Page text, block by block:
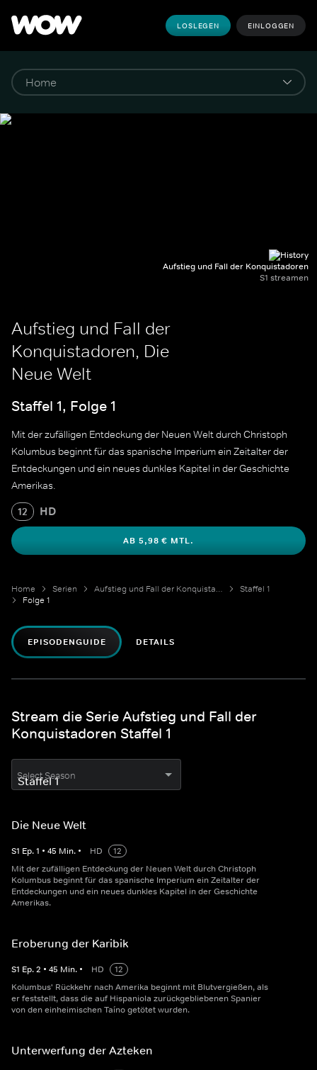
LOSLEGEN EINLOGGEN
Aufstieg und Fall der Konquistadoren
S1 streamen
Aufstieg und Fall der
Konquistadoren, Die
Neue Welt
Staffel 1, Folge 1
Mit der zufälligen Entdeckung der Neuen Welt durch Christoph
Kolumbus beginnt für das spanische Imperium ein Zeitalter der
Entdeckungen und ein neues dunkles Kapitel in der Geschichte
Amerikas.
12 HD
AB 5,98 € MTL.
Home Serien Aufstieg und Fall der Konquistadoren
Staffel 1
Folge 1
EPISODENGUIDE DETAILS
Stream die Serie Aufstieg und Fall der
Konquistadoren Staffel 1
Select Season
Die Neue Welt
S1 Ep.1 • 45 Min. • HD
12
Mit der zufälligen Entdeckung der Neuen Welt durch Christoph
Kolumbus beginnt für das spanische Imperium ein Zeitalter der
Entdeckungen und ein neues dunkles Kapitel in der Geschichte
Amerikas.
Eroberung der Karibik
S1 Ep.2 • 45 Min. • HD
12
Kolumbus' Rückkehr nach Amerika beginnt mit Blutvergießen, als
er feststellt, dass die auf Hispaniola zurückgebliebenen Spanier
von den einheimischen Taíno getötet wurden.
Unterwerfung der Azteken